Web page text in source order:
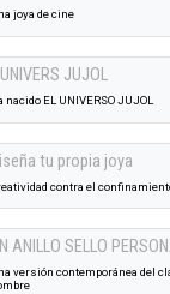
joya de cine
JUJOL
nacido EL UNIVERSO JUJOL
tu propia joya
contra el
ANILLO SELLO
versión contemporánea del